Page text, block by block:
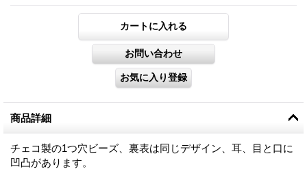
商品詳細
チェコ製の1つ穴ビーズ、裏表は同じデザイン、耳、目と口に
凹凸があります。